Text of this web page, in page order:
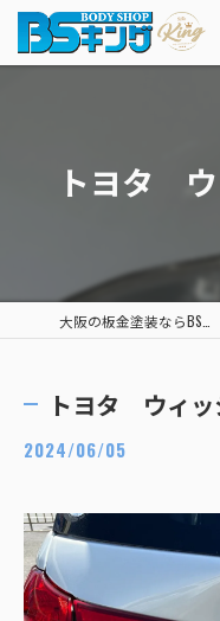
トヨタ
トヨタ ウィッ
2024/06/05